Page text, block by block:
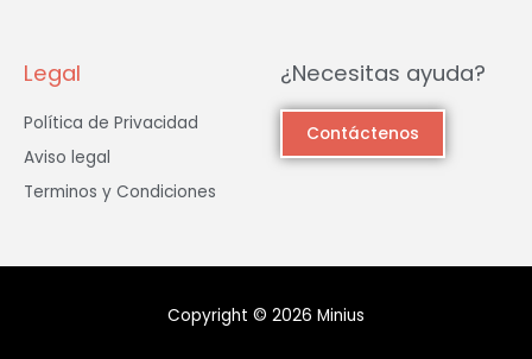
Legal
Política de Privacidad
Aviso legal
Terminos y Condiciones
¿Necesitas ayuda?
Contáctenos
Copyright © 2026 Minius